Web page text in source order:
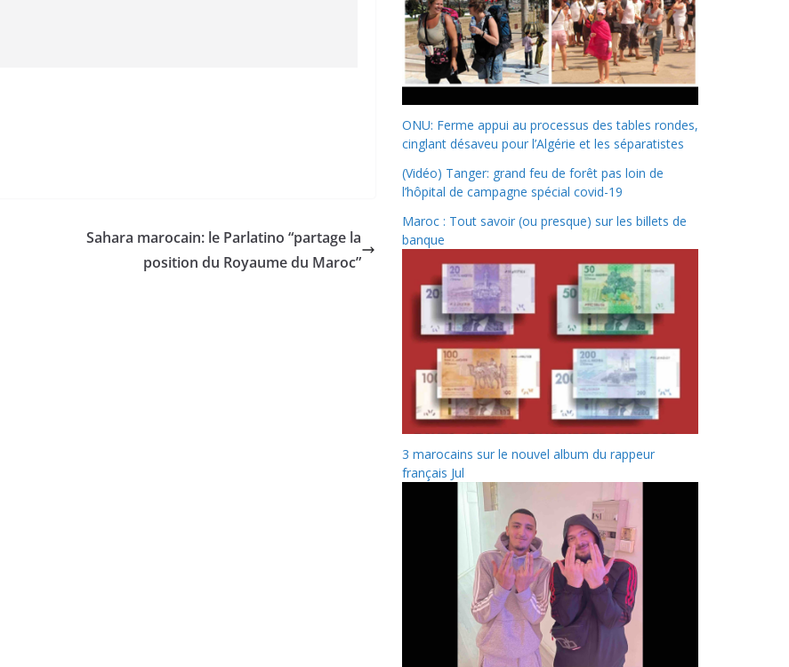
Sahara marocain: le Parlatino “partage la
position du Royaume du Maroc”
ONU: Ferme appui au processus des tables rondes,
cinglant désaveu pour l’Algérie et les séparatistes
(Vidéo) Tanger: grand feu de forêt pas loin de
l’hôpital de campagne spécial covid-19
Maroc : Tout savoir (ou presque) sur les billets de
banque
3 marocains sur le nouvel album du rappeur
français Jul